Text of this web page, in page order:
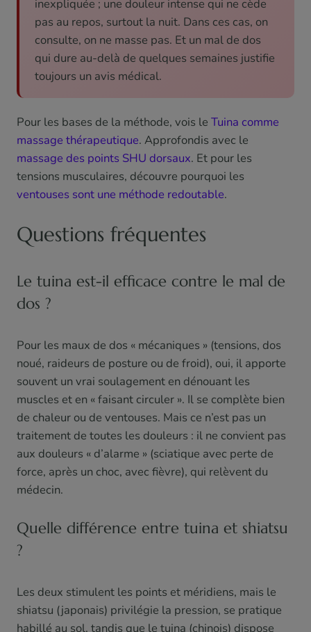
inexpliquée ; une douleur intense qui ne cède
pas au repos, surtout la nuit. Dans ces cas, on
consulte, on ne masse pas. Et un mal de dos
qui dure au-delà de quelques semaines justifie
toujours un avis médical.
Pour les bases de la méthode, vois le Tuina comme
massage thérapeutique. Approfondis avec le
massage des points SHU dorsaux. Et pour les
tensions musculaires, découvre pourquoi les
ventouses sont une méthode redoutable.
Questions fréquentes
Le tuina est-il efficace contre le mal de
dos ?
Pour les maux de dos « mécaniques » (tensions, dos
noué, raideurs de posture ou de froid), oui, il apporte
souvent un vrai soulagement en dénouant les
muscles et en « faisant circuler ». Il se complète bien
de chaleur ou de ventouses. Mais ce n’est pas un
traitement de toutes les douleurs : il ne convient pas
aux douleurs « d’alarme » (sciatique avec perte de
force, après un choc, avec fièvre), qui relèvent du
médecin.
Quelle différence entre tuina et shiatsu
?
Les deux stimulent les points et méridiens, mais le
shiatsu (japonais) privilégie la pression, se pratique
habillé au sol, tandis que le tuina (chinois) dispose